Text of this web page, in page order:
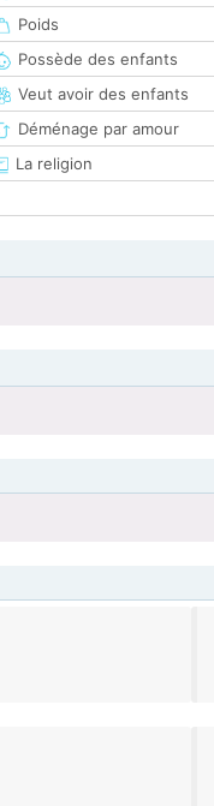
Poids
Possède des enfants
Veut avoir des enfants
Déménage par amour
La religion